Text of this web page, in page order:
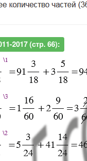
2017 (стр. 66):